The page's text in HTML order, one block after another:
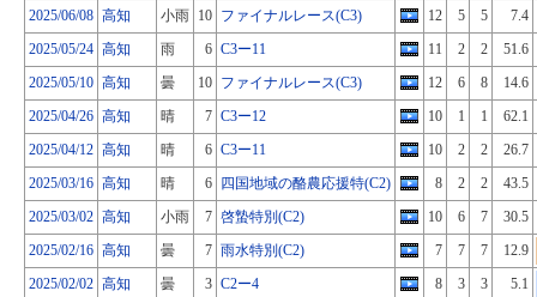
2025/06/08 高知 小雨 10 ファイナルレース(C3) 12 5 5
7.4
2025/05/24 高知 雨 6 C3ー11 11 2 2
51.6
2025/05/10 高知 曇 10 ファイナルレース(C3) 12 6 8
14.6
2025/04/26 高知 晴 7 C3ー12 10 1 1
62.1
2025/04/12 高知 晴 6 C3ー11 10 2 2
26.7
2025/03/16 高知 晴 6 四国地域の酪農応援特(C2) 8 2 2
43.5
2025/03/02 高知 小雨 7 啓蟄特別(C2) 10 6 7
30.5
2025/02/16 高知 曇 7 雨水特別(C2) 7 7 7
12.9
2025/02/02 高知 曇 3 C2ー4 8 3 3
5.1